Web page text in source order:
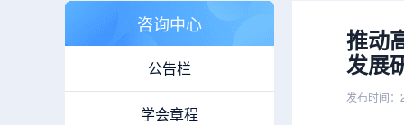
咨询中心
公告栏
学会章程
推动
发展
发布时间